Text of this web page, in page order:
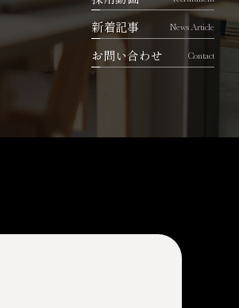
新着記事 News Article
お問い合わせ Contact